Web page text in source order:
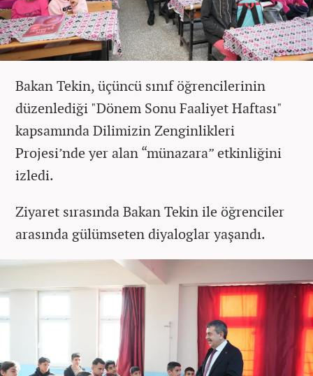
Bakan Tekin, üçüncü sınıf öğrencilerinin
düzenlediği "Dönem Sonu Faaliyet Haftası"
kapsamında Dilimizin Zenginlikleri
Projesi’nde yer alan “münazara” etkinliğini
izledi.
Ziyaret sırasında Bakan Tekin ile öğrenciler
arasında gülümseten diyaloglar yaşandı.